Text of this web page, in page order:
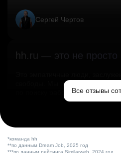
Сергей Чертов
hh.ru — это не просто
свободы. Мы помогаем миру и
по поиску работы в стране.
Все отзывы
*команда hh
**по данным Dream Job, 2025 год
***по данным рейтинга Similarweb, 2024 год